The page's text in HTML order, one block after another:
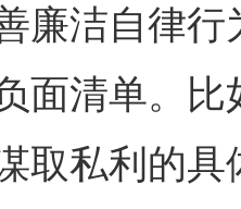
洁自律行
面清单。
取私利的具